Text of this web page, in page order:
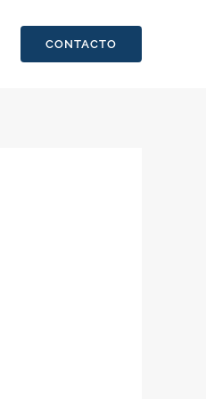
CONTACTO